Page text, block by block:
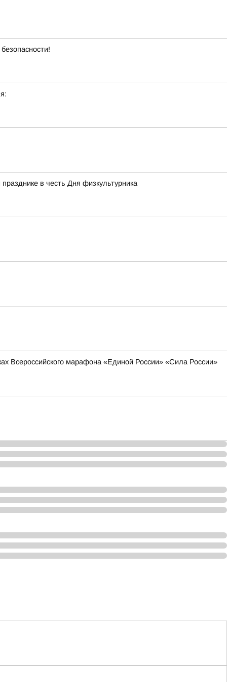
в честь Дня физкультурника
Всероссийского марафона «Единой России» «Сила России»